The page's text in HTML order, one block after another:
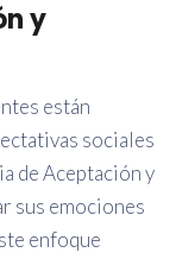
y
están
sociales
de Aceptación y
sus emociones
enfoque